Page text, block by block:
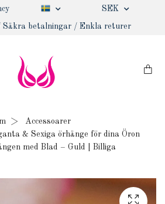
SEK
Säkra betalningar / Enkla returer
Accessoarer
& Sexiga örhänge för dina Öron
med Blad – Guld | Billiga